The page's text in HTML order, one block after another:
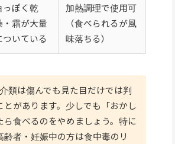
っぽく乾
・霜が大量
ついている
加熱調理で使用可
（食べられるが風
味落ちる）
類は傷んでも見た目だけでは判
とがあります。少しでも「おかし
ら食べるのをやめましょう。特に
齢者・妊娠中の方は食中毒のリ